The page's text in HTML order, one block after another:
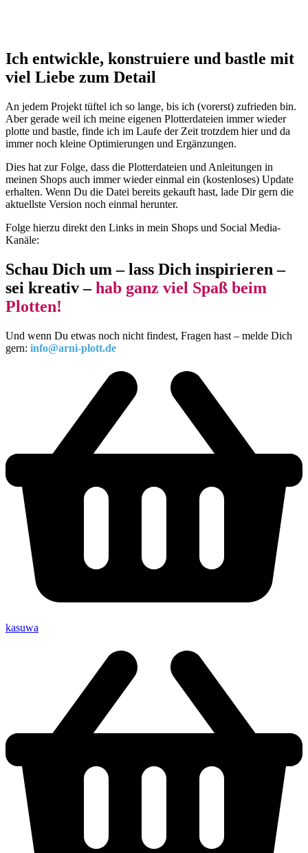
Ich entwickle, konstruiere und bastle mit
viel Liebe zum Detail
An jedem Projekt tüftel ich so lange, bis ich (vorerst) zufrieden bin.
Aber gerade weil ich meine eigenen Plotterdateien immer wieder
plotte und bastle, finde ich im Laufe der Zeit trotzdem hier und da
immer noch kleine Optimierungen und Ergänzungen.
Dies hat zur Folge, dass die Plotterdateien und Anleitungen in
meinen Shops auch immer wieder einmal ein (kostenloses) Update
erhalten. Wenn Du die Datei bereits gekauft hast, lade Dir gern die
aktuellste Version noch einmal herunter.
Folge hierzu direkt den Links in mein Shops und Social Media-
Kanäle:
Schau Dich um – lass Dich inspirieren –
sei kreativ –hab ganz viel Spaß beim
Plotten!
Und wenn Du etwas noch nicht findest, Fragen hast – melde Dich
gern: info@arni-plott.de
kasuwa